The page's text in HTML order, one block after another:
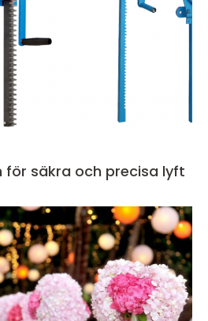
för säkra och precisa lyft